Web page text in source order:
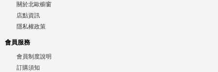
關於北歐櫥窗
店點資訊
隱私權政策
會員服務
會員制度說明
訂購須知